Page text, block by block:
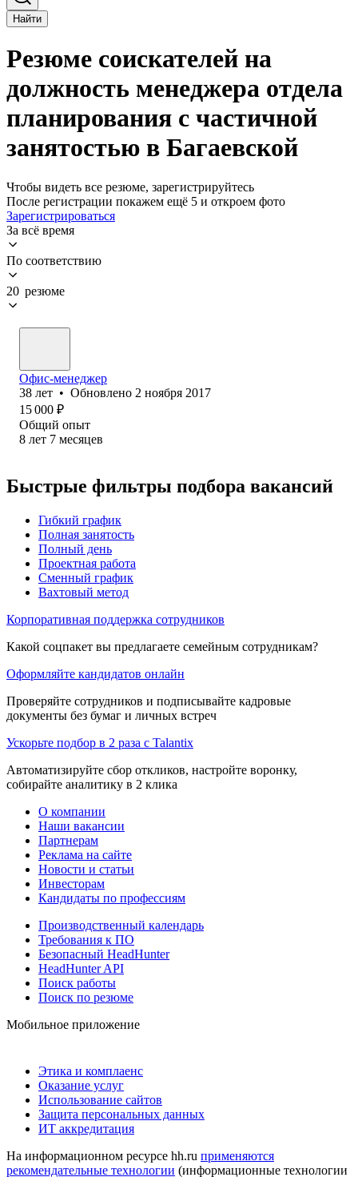
Найти
Резюме соискателей на
должность менеджера отдела
планирования с частичной
занятостью в Багаевской
Чтобы видеть все резюме, зарегистрируйтесь
После регистрации покажем ещё 5 и откроем фото
Зарегистрироваться
За всё время
По соответствию
20 резюме
Офис-менеджер
38 лет • Обновлено 2 ноября 2017
15 000 ₽
Общий опыт
8 лет 7 месяцев
Быстрые фильтры подбора вакансий
Гибкий график
Полная занятость
Полный день
Проектная работа
Сменный график
Вахтовый метод
Корпоративная поддержка сотрудников
Какой соцпакет вы предлагаете семейным сотрудникам?
Оформляйте кандидатов онлайн
Проверяйте сотрудников и подписывайте кадровые
документы без бумаг и личных встреч
Ускорьте подбор в 2 раза с Talantix
Автоматизируйте сбор откликов, настройте воронку,
собирайте аналитику в 2 клика
О компании
Наши вакансии
Партнерам
Реклама на сайте
Новости и статьи
Инвесторам
Кандидаты по профессиям
Производственный календарь
Требования к ПО
Безопасный HeadHunter
HeadHunter API
Поиск работы
Поиск по резюме
Мобильное приложение
Этика и комплаенс
Оказание услуг
Использование сайтов
Защита персональных данных
ИТ аккредитация
На информационном ресурсе hh.ru применяются
рекомендательные технологии (информационные технологии